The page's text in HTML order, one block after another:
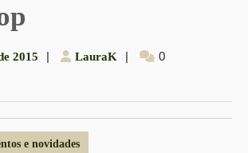
2015 | LauraK LauraK
|
0
e novidades